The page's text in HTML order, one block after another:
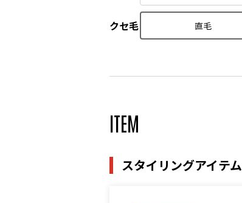
クセ毛 直毛
ITEM
スタイリングアイテム